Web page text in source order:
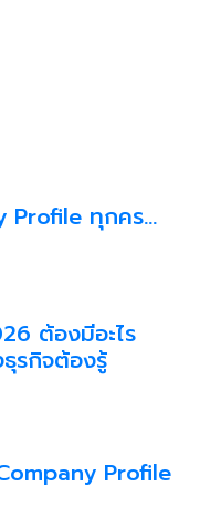
Profile ทุกคร…
ต้องมีอะไร
ธุรกิจต้องรู้
Profile